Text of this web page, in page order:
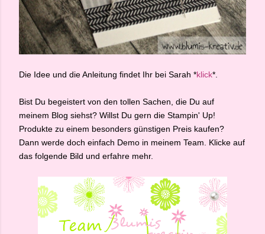
Die Idee und die Anleitung findet Ihr bei Sarah *klick*.
Bist Du begeistert von den tollen Sachen, die Du auf
meinem Blog siehst? Willst Du gern die Stampin' Up!
Produkte zu einem besonders günstigen Preis kaufen?
Dann werde doch einfach Demo in meinem Team. Klicke auf
das folgende Bild und erfahre mehr.